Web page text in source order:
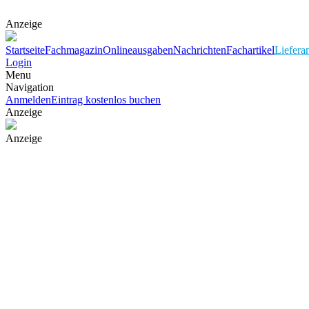
Anzeige
StartseiteFachmagazinOnlineausgabenNachrichtenFachartikel
Login
Menu
Navigation
AnmeldenEintrag kostenlos buchen
Anzeige
Anzeige